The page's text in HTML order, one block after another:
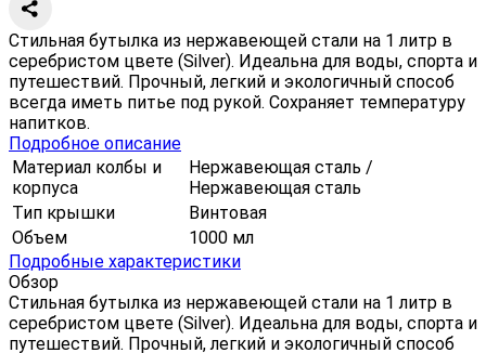
Стильная бутылка из нержавеющей стали на 1 литр в
серебристом цвете (Silver). Идеальна для воды, спорта и
путешествий. Прочный, легкий и экологичный способ
всегда иметь питье под рукой. Сохраняет температуру
напитков.
Подробное описание
Материал колбы и
корпуса
Нержавеющая сталь /
Нержавеющая сталь
Тип крышки
Винтовая
Объем
1000 мл
Подробные характеристики
Обзор
Стильная бутылка из нержавеющей стали на 1 литр в
серебристом цвете (Silver). Идеальна для воды, спорта и
путешествий. Прочный, легкий и экологичный способ